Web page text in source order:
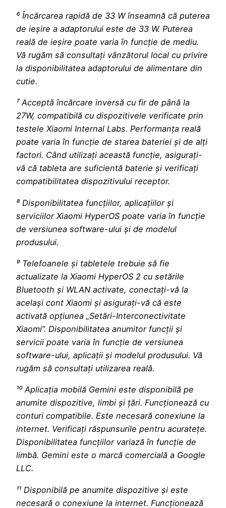
⁶ Încărcarea rapidă de 33 W înseamnă că puterea
de ieșire a adaptorului este de 33 W. Puterea
reală de ieșire poate varia în funcție de mediu.
Vă rugăm să consultați vânzătorul local cu privire
la disponibilitatea adaptorului de alimentare din
cutie.
⁷ Acceptă încărcare inversă cu fir de până la
27W, compatibilă cu dispozitivele verificate prin
testele Xiaomi Internal Labs. Performanța reală
poate varia în funcție de starea bateriei și de alți
factori. Când utilizați această funcție, asigurați-
vă că tableta are suficientă baterie și verificați
compatibilitatea dispozitivului receptor.
⁸ Disponibilitatea funcțiilor, aplicațiilor și
serviciilor Xiaomi HyperOS poate varia în funcție
de versiunea software-ului și de modelul
produsului.
⁹ Telefoanele și tabletele trebuie să fie
actualizate la Xiaomi HyperOS 2 cu setările
Bluetooth și WLAN activate, conectați-vă la
același cont Xiaomi și asigurați-vă că este
activată opțiunea „Setări-Interconectivitate
Xiaomi”. Disponibilitatea anumitor funcții și
servicii poate varia în funcție de versiunea
software-ului, aplicații și modelul produsului. Vă
rugăm să consultați utilizarea reală.
¹⁰ Aplicația mobilă Gemini este disponibilă pe
anumite dispozitive, limbi și țări. Funcționează cu
conturi compatibile. Este necesară conexiune la
internet. Verificați răspunsurile pentru acuratețe.
Disponibilitatea funcțiilor variază în funcție de
limbă. Gemini este o marcă comercială a Google
LLC.
¹¹ Disponibilă pe anumite dispozitive și este
necesară o conexiune la internet. Funcționează